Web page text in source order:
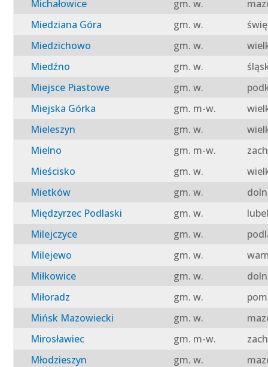
Michałowice
gm. w.
Miedziana Góra
gm. w.
Miedzichowo
gm. w.
Miedźno
gm. w.
Miejsce Piastowe
gm. w.
Miejska Górka
gm. m-w.
Mieleszyn
gm. w.
Mielno
gm. m-w.
Mieścisko
gm. w.
Mietków
gm. w.
Międzyrzec Podlaski
gm. w.
Milejczyce
gm. w.
Milejewo
gm. w.
Miłkowice
gm. w.
Miłoradz
gm. w.
Mińsk Mazowiecki
gm. w.
Mirosławiec
gm. m-w.
Młodzieszyn
gm. w.